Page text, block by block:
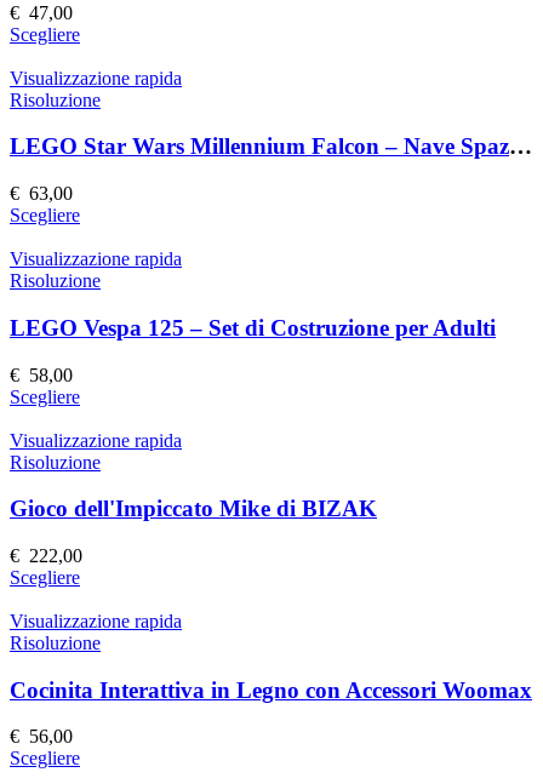
scelte
nella
pagina
del
prodotto
€ 47,00
ScegliereQuesto
ha
più
Le
scelte
nella
pagina
del
prodotto
Visualizzazione rapida
Risoluzione
LEGO Star Wars Millennium Falcon – Nave Spaziale Dettagliata
€ 63,00
ScegliereQuesto
ha
più
Le
opzioni
scelte
nella
pagina
del
prodotto
Visualizzazione rapida
Risoluzione
LEGO Vespa 125 – Set di Costruzione per Adulti
€ 58,00
ScegliereQuesto
ha
più
Le
possono
scelte
nella
pagina
del
prodotto
Visualizzazione rapida
Risoluzione
Gioco dell'Impiccato Mike di BIZAK
€ 222,00
ScegliereQuesto
ha
più
Le
opzioni
scelte
Visualizzazione rapida
Risoluzione
Cocinita Interattiva in Legno con Accessori Woomax
€ 56,00
ScegliereQuesto